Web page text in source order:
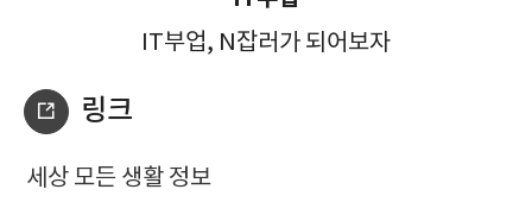
IT부업, N잡러가 되어보자
링크
세상 모든 생활 정보